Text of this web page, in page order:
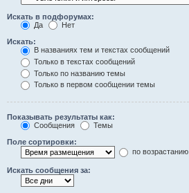
Искать в подфорумах:
Да
Нет
Искать:
В названиях тем и текстах сообщений
Только в текстах сообщений
Только по названию темы
Только в первом сообщении темы
Показывать результаты как:
Сообщения
Темы
Поле сортировки:
по возрастанию
Искать сообщения за: